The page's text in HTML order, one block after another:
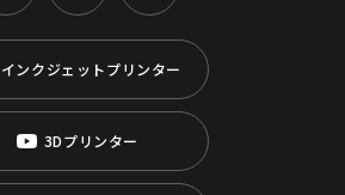
インクジェットプリンター
3Dプリンター